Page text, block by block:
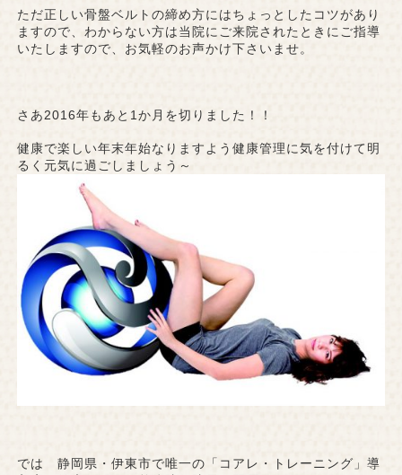
ただ正しい骨盤ベルトの締め方にはちょっとしたコツがあり
ますので、わからない方は当院にご来院されたときにご指導
いたしますので、お気軽のお声かけ下さいませ。
さあ2016年もあと1か月を切りました！！
健康で楽しい年末年始なりますよう健康管理に気を付けて明
るく元気に過ごしましょう～
では 静岡県・伊東市で唯一の「コアレ・トレーニング」導